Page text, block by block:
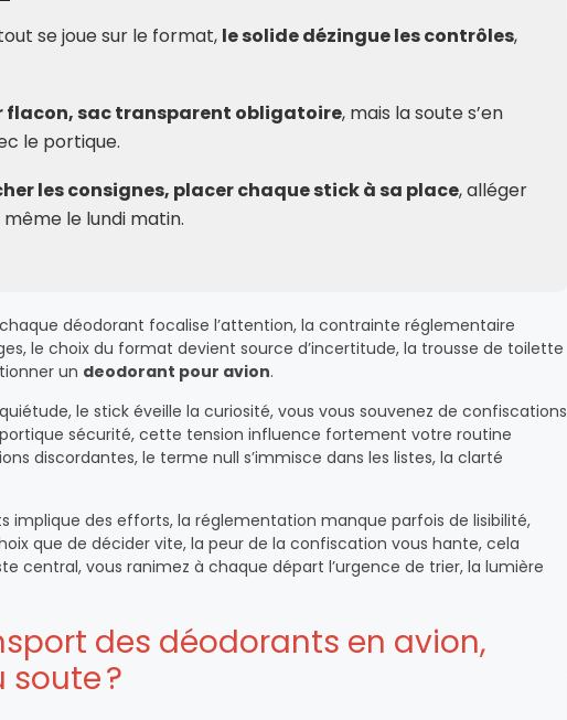
se joue sur le format, le solide dézingue les contrôles,
flacon, sac transparent obligatoire, mais la soute s’en
le portique.
les consignes, placer chaque stick à sa place, alléger
le lundi matin.
déodorant focalise l’attention, la contrainte réglementaire
le choix du format devient source d’incertitude, la trousse de toilette
un deodorant pour avion.
le stick éveille la curiosité, vous vous souvenez de confiscations
portique sécurité, cette tension influence fortement votre routine
discordantes, le terme null s’immisce dans les listes, la clarté
implique des efforts, la réglementation manque parfois de lisibilité,
que de décider vite, la peur de la confiscation vous hante, cela
central, vous ranimez à chaque départ l’urgence de trier, la lumière
des déodorants en avion,
?